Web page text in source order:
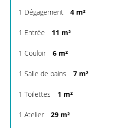
1 Dégagement 4 m²
1 Entrée 11 m²
1 Couloir 6 m²
1 Salle de bains 7 m²
1 Toilettes 1 m²
1 Atelier 29 m²